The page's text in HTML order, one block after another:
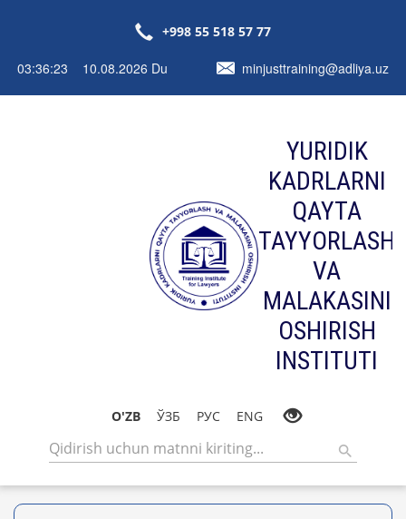
+998 55 518 57 77
03:36:23 10.08.2026 Du minjusttraining@adliya.uz
YURIDIK
KADRLARNI
QAYTA
TAYYORLASH
VA
MALAKASINI
OSHIRISH
INSTITUTI
O'ZB ЎЗБ РУС ENG